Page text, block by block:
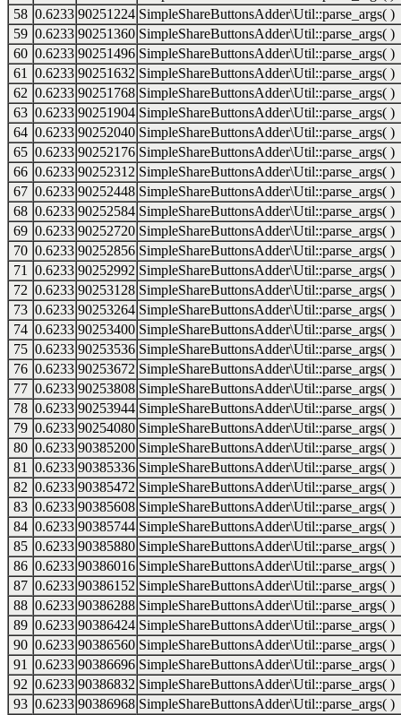
58 0.6233 90251224 SimpleShareButtonsAdder\Util::parse_args( )
59 0.6233 90251360 SimpleShareButtonsAdder\Util::parse_args( )
60 0.6233 90251496 SimpleShareButtonsAdder\Util::parse_args( )
61
0.6233 90251632 SimpleShareButtonsAdder\Util::parse_args( )
62 0.6233 90251768 SimpleShareButtonsAdder\Util::parse_args( )
63 0.6233 90251904 SimpleShareButtonsAdder\Util::parse_args( )
64 0.6233 90252040 SimpleShareButtonsAdder\Util::parse_args( )
65 0.6233 90252176 SimpleShareButtonsAdder\Util::parse_args( )
66 0.6233 90252312 SimpleShareButtonsAdder\Util::parse_args( )
67 0.6233 90252448 SimpleShareButtonsAdder\Util::parse_args( )
68 0.6233 90252584 SimpleShareButtonsAdder\Util::parse_args( )
69 0.6233 90252720 SimpleShareButtonsAdder\Util::parse_args( )
70 0.6233 90252856 SimpleShareButtonsAdder\Util::parse_args( )
71
0.6233 90252992 SimpleShareButtonsAdder\Util::parse_args( )
72 0.6233 90253128 SimpleShareButtonsAdder\Util::parse_args( )
73 0.6233 90253264 SimpleShareButtonsAdder\Util::parse_args( )
74 0.6233 90253400 SimpleShareButtonsAdder\Util::parse_args( )
75 0.6233 90253536 SimpleShareButtonsAdder\Util::parse_args( )
76 0.6233 90253672 SimpleShareButtonsAdder\Util::parse_args( )
77 0.6233 90253808 SimpleShareButtonsAdder\Util::parse_args( )
78 0.6233 90253944 SimpleShareButtonsAdder\Util::parse_args( )
79 0.6233 90254080 SimpleShareButtonsAdder\Util::parse_args( )
80 0.6233 90385200 SimpleShareButtonsAdder\Util::parse_args( )
81
0.6233 90385336 SimpleShareButtonsAdder\Util::parse_args( )
82 0.6233 90385472 SimpleShareButtonsAdder\Util::parse_args( )
83 0.6233 90385608 SimpleShareButtonsAdder\Util::parse_args( )
84 0.6233 90385744 SimpleShareButtonsAdder\Util::parse_args( )
85 0.6233 90385880 SimpleShareButtonsAdder\Util::parse_args( )
86 0.6233 90386016 SimpleShareButtonsAdder\Util::parse_args( )
87 0.6233 90386152 SimpleShareButtonsAdder\Util::parse_args( )
88 0.6233 90386288 SimpleShareButtonsAdder\Util::parse_args( )
89 0.6233 90386424 SimpleShareButtonsAdder\Util::parse_args( )
90 0.6233 90386560 SimpleShareButtonsAdder\Util::parse_args( )
91
0.6233 90386696 SimpleShareButtonsAdder\Util::parse_args( )
92 0.6233 90386832 SimpleShareButtonsAdder\Util::parse_args( )
93 0.6233 90386968 SimpleShareButtonsAdder\Util::parse_args( )